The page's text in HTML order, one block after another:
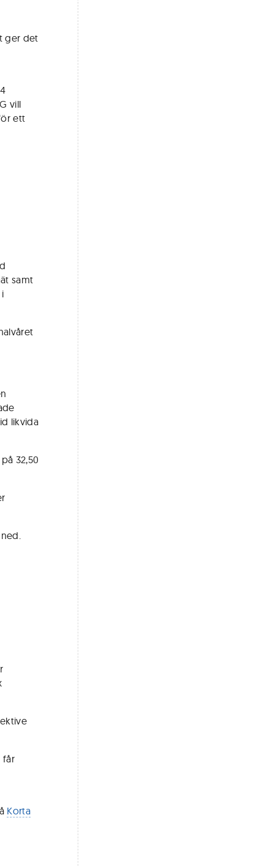
ger det
vill
ett
samt
likvida
32,50
får
Korta